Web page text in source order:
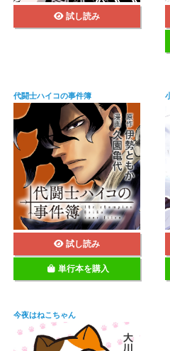
試し読み
代闘士ハイコの事件簿
試し読み
単行本を購入
今夜はねこちゃん